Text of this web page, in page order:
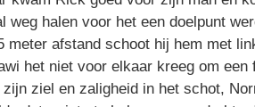
weg halen voor het een doelpunt
meter afstand schoot hij hem met
het niet voor elkaar kreeg om
ziel en zaligheid in het schot,